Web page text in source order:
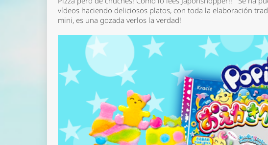
vídeos haciendo deliciosos platos, con toda la elaboración
mini, es una gozada verlos la verdad!